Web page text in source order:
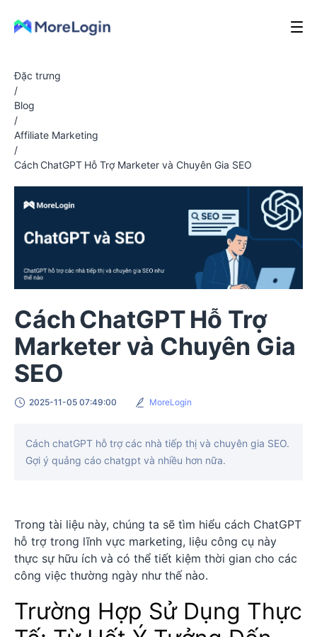
Đặc trưng
/
Blog
/
Affiliate Marketing
/
Cách ChatGPT Hỗ Trợ Marketer và Chuyên Gia SEO
Cách ChatGPT Hỗ Trợ
Marketer và Chuyên Gia
SEO
2025-11-05 07:49:00 MoreLogin
Cách chatGPT hỗ trợ các nhà tiếp thị và chuyên gia SEO.
Gợi ý quảng cáo chatgpt và nhiều hơn nữa.
Trong tài liệu này, chúng ta sẽ tìm hiểu cách ChatGPT
hỗ trợ trong lĩnh vực marketing, liệu công cụ này
thực sự hữu ích và có thể tiết kiệm thời gian cho các
công việc thường ngày như thế nào.
Trường Hợp Sử Dụng Thực